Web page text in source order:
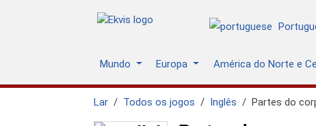
Mundo Europa América do Norte e
Lar Todos os jogos Inglês Partes do